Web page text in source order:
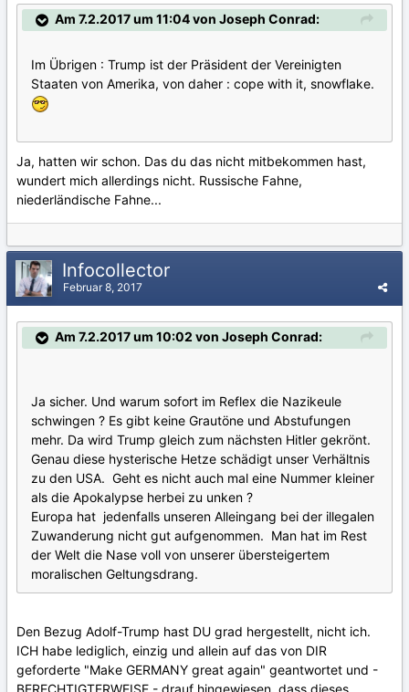
Am 7.2.2017 um 11:04 von Joseph Conrad:
Im Übrigen : Trump ist der Präsident der Vereinigten
Staaten von Amerika, von daher : cope with it, snowflake.
Ja, hatten wir schon. Das du das nicht mitbekommen hast,
wundert mich allerdings nicht. Russische Fahne,
niederländische Fahne...
Infocollector
Februar 8, 2017
Am 7.2.2017 um 10:02 von Joseph Conrad:
Ja sicher. Und warum sofort im Reflex die Nazikeule
schwingen ? Es gibt keine Grautöne und Abstufungen
mehr. Da wird Trump gleich zum nächsten Hitler gekrönt.
Genau diese hysterische Hetze schädigt unser Verhältnis
zu den USA. Geht es nicht auch mal eine Nummer kleiner
als die Apokalypse herbei zu unken ?
Europa hat jedenfalls unseren Alleingang bei der illegalen
Zuwanderung nicht gut aufgenommen. Man hat im Rest
der Welt die Nase voll von unserer übersteigertem
moralischen Geltungsdrang.
Den Bezug Adolf-Trump hast DU grad hergestellt, nicht ich.
ICH habe lediglich, einzig und allein auf das von DIR
geforderte "Make GERMANY great again" geantwortet und -